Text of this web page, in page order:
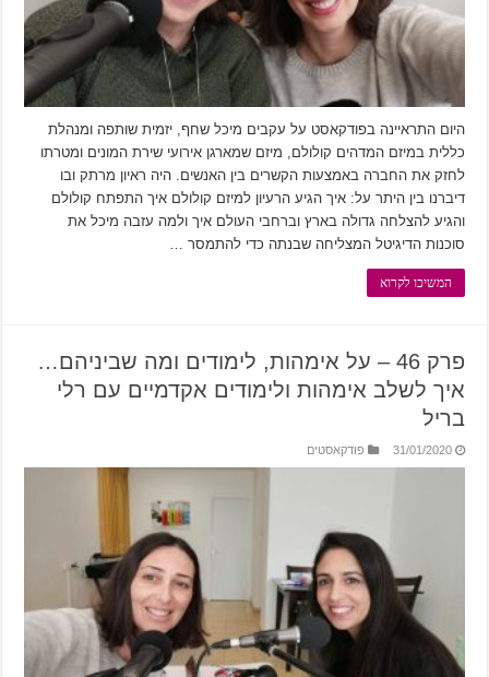
היום התראיינה בפודקאסט על עקבים מיכל שחף, יזמית שותפה ומנהלת
כללית במיזם המדהים קולולם, מיזם שמארגן אירועי שירת המונים ומטרתו
לחזק את החברה באמצעות הקשרים בין האנשים. היה ראיון מרתק ובו
דיברנו בין היתר על: איך הגיע הרעיון למיזם קולולם איך התפתח קולולם
והגיע להצלחה גדולה בארץ וברחבי העולם איך ולמה עזבה מיכל את
סוכנות הדיגיטל המצליחה שבנתה כדי להתמסר …
המשיכו לקרוא
פרק 46 – על אימהות, לימודים ומה שביניהם…
איך לשלב אימהות ולימודים אקדמיים עם רלי
בריל
31/01/2020 פודקאסטים